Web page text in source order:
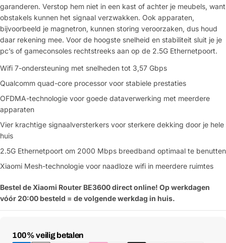
garanderen. Verstop hem niet in een kast of achter je meubels, want
obstakels kunnen het signaal verzwakken. Ook apparaten,
bijvoorbeeld je magnetron, kunnen storing veroorzaken, dus houd
daar rekening mee. Voor de hoogste snelheid en stabiliteit sluit je je
pc’s of gameconsoles rechtstreeks aan op de 2.5G Ethernetpoort.
Wifi 7-ondersteuning met snelheden tot 3,57 Gbps
Qualcomm quad-core processor voor stabiele prestaties
OFDMA-technologie voor goede dataverwerking met meerdere
apparaten
Vier krachtige signaalversterkers voor sterkere dekking door je hele
huis
2.5G Ethernetpoort om 2000 Mbps breedband optimaal te benutten
Xiaomi Mesh-technologie voor naadloze wifi in meerdere ruimtes
Bestel de Xiaomi Router BE3600 direct online! Op werkdagen
vóór 20:00 besteld = de volgende werkdag in huis.
100% veilig betalen
Betaalmethoden